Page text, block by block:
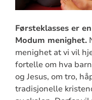
Førsteklasses er
Modum menighet.
menighet at vi vil
fortelle om hva
og Jesus, om tro,
tradisjonelle